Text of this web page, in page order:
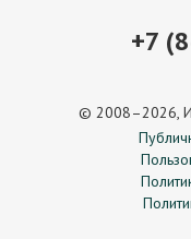
+7
© 2008–2026,